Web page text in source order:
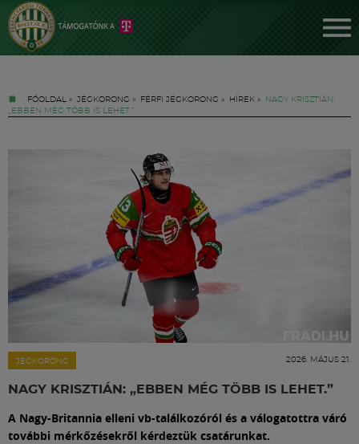
FŐOLDAL » JÉGKORONG » FÉRFI JÉGKORONG » HÍREK »
NAGY KRISZTIÁN:
„EBBEN MÉG TÖBB IS LEHET.”
JÉGKORONG 2026. MÁJUS 21.
NAGY KRISZTIÁN: „EBBEN MÉG TÖBB IS LEHET.”
A Nagy-Britannia elleni vb-találkozóról és a válogatottra váró
további mérkőzésekről kérdeztük csatárunkat.
FM YouTube +
Labdarúgás
Szakosztályok